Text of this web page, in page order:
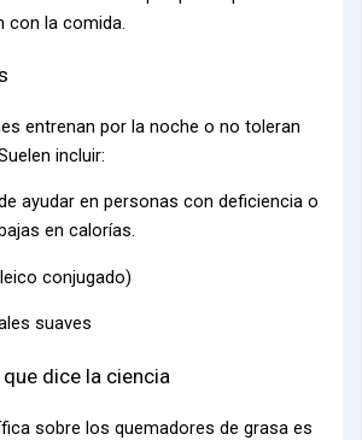
con la comida.
entrenan por la noche o no toleran
incluir:
ayudar en personas con deficiencia o
en calorías.
conjugado)
suaves
dice la ciencia
sobre los quemadores de grasa es